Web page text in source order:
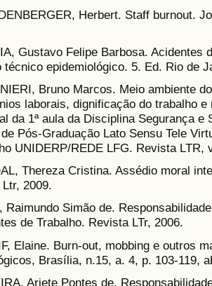
Herbert. Staff burnout.
Gustavo Felipe Barbosa. Acidentes
técnico epidemiológico. 5. Ed. Rio de
Bruno Marcos. Meio ambiente
laborais, dignificação do trabalho
da 1ª aula da Disciplina Segurança e
Pós-Graduação Lato Sensu Tele
UNIDERP/REDE LFG. Revista LTR,
Thereza Cristina. Assédio moral
2009.
Raimundo Simão de.
de Trabalho. Revista LTr, 2006.
Elaine. Burn-out, mobbing e outros
Brasília, n.15, a. 4, p. 103-119,
Ariete Pontes de.